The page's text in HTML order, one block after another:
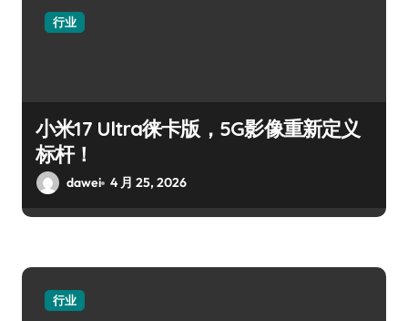
行业
小米17 Ultra徕卡版，5G影像重新定义
标杆！
dawei 4 月 25, 2026
行业